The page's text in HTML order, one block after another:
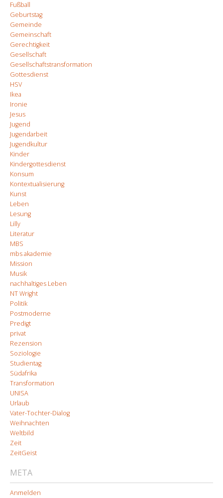
Fußball
Geburtstag
Gemeinde
Gemeinschaft
Gerechtigkeit
Gesellschaft
Gesellschaftstransformation
Gottesdienst
HSV
Ikea
Ironie
Jesus
Jugend
Jugendarbeit
Jugendkultur
Kinder
Kindergottesdienst
Konsum
Kontextualisierung
Kunst
Leben
Lesung
Lilly
Literatur
MBS
mbs akademie
Mission
Musik
nachhaltiges Leben
NT Wright
Politik
Postmoderne
Predigt
privat
Rezension
Soziologie
Studientag
Südafrika
Transformation
UNISA
Urlaub
Vater-Tochter-Dialog
Weihnachten
Weltbild
Zeit
ZeitGeist
META
Anmelden